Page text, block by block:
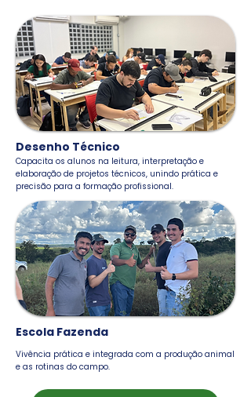
Desenho Técnico
Capacita os alunos na leitura, interpretação e
elaboração de projetos técnicos, unindo prática e
precisão para a formação profissional.
Escola Fazenda
Vivência prática e integrada com a produção animal
e as rotinas do campo.